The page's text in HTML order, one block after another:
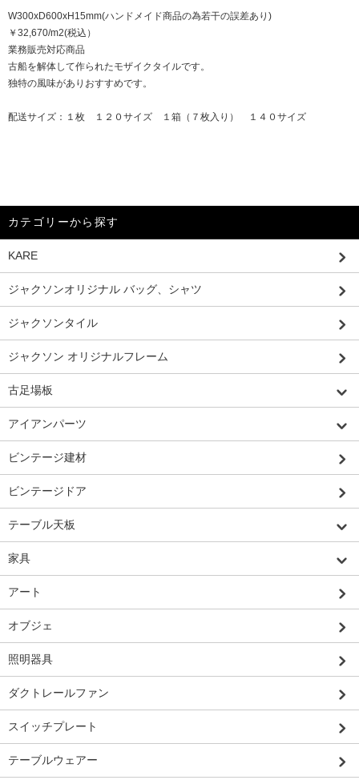
W300xD600xH15mm(ハンドメイド商品の為若干の誤差あり)
￥32,670/m2(税込）
業務販売対応商品
古船を解体して作られたモザイクタイルです。
独特の風味がありおすすめです。
配送サイズ：１枚 １２０サイズ １箱（７枚入り） １４０サイズ
カテゴリーから探す
KARE
ジャクソンオリジナル バッグ、シャツ
ジャクソンタイル
ジャクソン オリジナルフレーム
古足場板
アイアンパーツ
ビンテージ建材
ビンテージドア
テーブル天板
家具
アート
オブジェ
照明器具
ダクトレールファン
スイッチプレート
テーブルウェアー